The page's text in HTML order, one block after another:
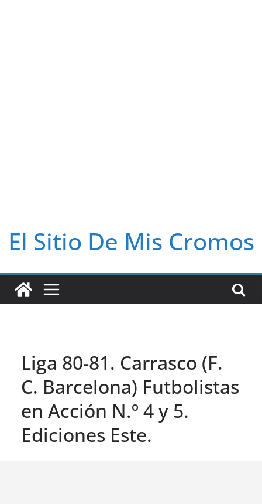
El Sitio De Mis Cromos
Liga 80-81. Carrasco (F.
C. Barcelona) Futbolistas
en Acción N.º 4 y 5.
Ediciones Este.